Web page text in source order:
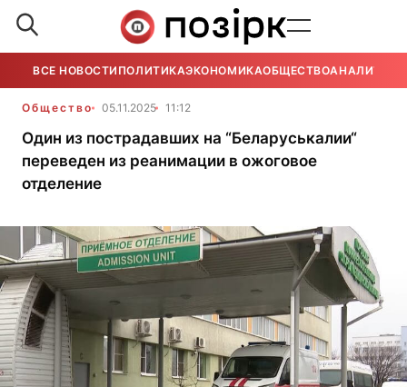
ВСЕ НОВОСТИ ПОЛИТИКАЭКОНОМИКАОБЩЕСТВОАНАЛИТИКА
Общество 05.11.2025 11:12
Один из пострадавших на “Беларуськалии“
переведен из реанимации в ожоговое
отделение